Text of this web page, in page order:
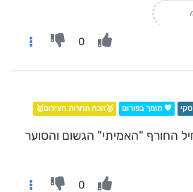
0
💖 תומך בפורום 🥇זוכה תחרות הצילום🥇
החורף "האמיתי" הגשום והסוער
0